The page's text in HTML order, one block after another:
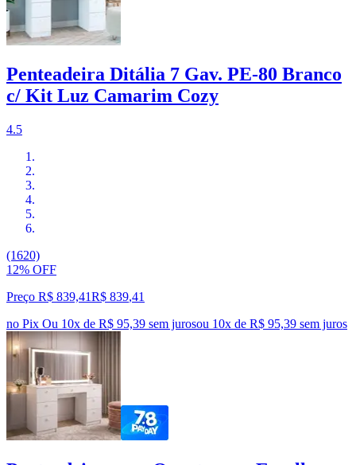
Penteadeira Ditália 7 Gav. PE-80 Branco
c/ Kit Luz Camarim Cozy
4.5
(1620)
12% OFF
Preço R$ 839,41R$ 839,41
no Pix Ou 10x de R$ 95,39 sem jurosou 10x de R$ 95,39 sem juros